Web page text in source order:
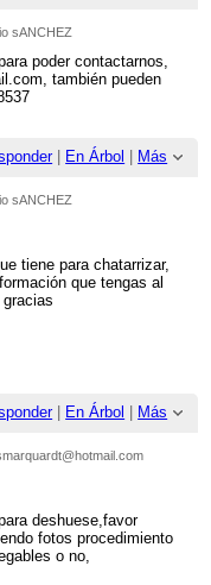
PARA DESGUACE
sANCHEZ
poder contactarnos,
también pueden
| En Árbol Más
sANCHEZ
tiene para chatarrizar,
que tengas al
| En Árbol Más
BARCO PARA
deshuese,favor
fotos procedimiento
o no,